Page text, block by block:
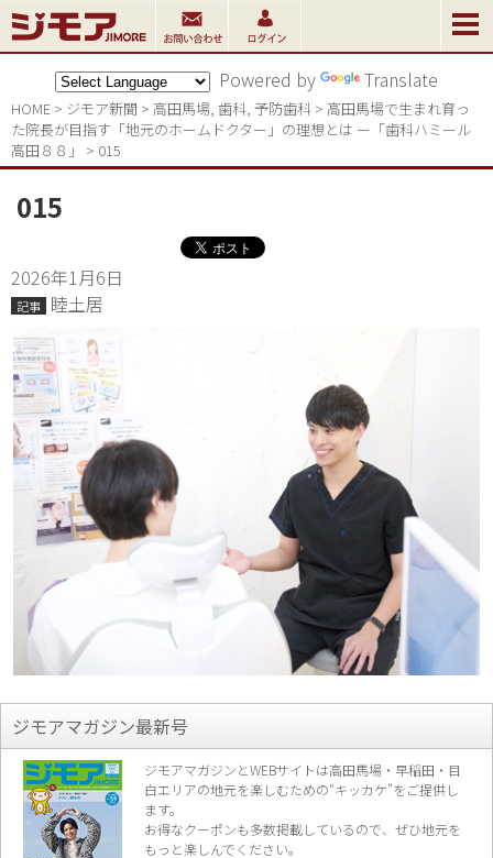
Powered by Translate
HOME > ジモア新聞 > 高田馬場, 歯科, 予防歯科 > 高田馬場で生まれ育っ
た院長が目指す「地元のホームドクター」の理想とは ー「歯科ハミール
高田８８」
> 015
015
2026年1月6日
記事 睦土居
ジモアマガジン最新号
ジモアマガジンとWEBサイトは高田馬場・早稲田・目
白エリアの地元を楽しむための“キッカケ”をご提供し
ます。
お得なクーポンも多数掲載しているので、 ぜひ地元を
もっと楽しんでください。